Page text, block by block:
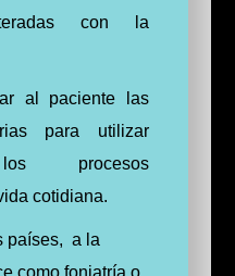
con la
al paciente las
para utilizar
los procesos
cotidiana.
países, a la
como foniatría o